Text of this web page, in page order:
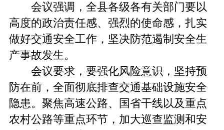
会议强调，全县各级各有关部门要以
高度的政治责任感、强烈的使命感，扎实
做好交通安全工作，坚决防范遏制安全生
产事故发生。
会议要求，要强化风险意识，坚持预
防在前，全面彻底排查交通基础设施安全
隐患。聚焦高速公路、国省干线以及重点
农村公路等重点环节，加大巡查监测和安